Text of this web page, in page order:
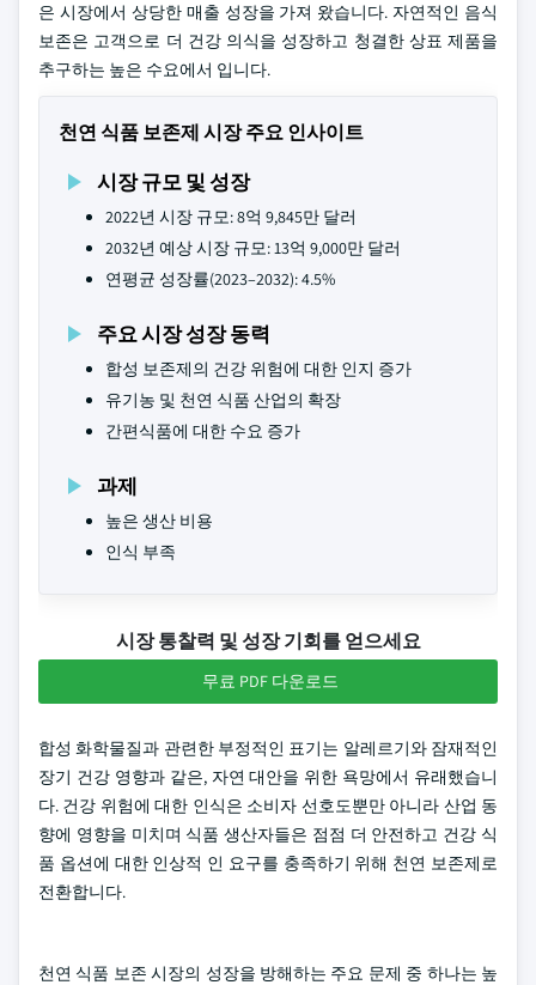
은 시장에서 상당한 매출 성장을 가져 왔습니다. 자연적인 음식
보존은 고객으로 더 건강 의식을 성장하고 청결한 상표 제품을
추구하는 높은 수요에서 입니다.
천연 식품 보존제 시장 주요 인사이트
시장 규모 및 성장
2022년 시장 규모: 8억 9,845만 달러
2032년 예상 시장 규모: 13억 9,000만 달러
연평균 성장률(2023–2032): 4.5%
주요 시장 성장 동력
합성 보존제의 건강 위험에 대한 인지 증가
유기농 및 천연 식품 산업의 확장
간편식품에 대한 수요 증가
과제
높은 생산 비용
인식 부족
시장 통찰력 및 성장 기회를 얻으세요
무료 PDF 다운로드
합성 화학물질과 관련한 부정적인 표기는 알레르기와 잠재적인
장기 건강 영향과 같은, 자연 대안을 위한 욕망에서 유래했습니
다. 건강 위험에 대한 인식은 소비자 선호도뿐만 아니라 산업 동
향에 영향을 미치며 식품 생산자들은 점점 더 안전하고 건강 식
품 옵션에 대한 인상적 인 요구를 충족하기 위해 천연 보존제로
전환합니다.
천연 식품 보존 시장의 성장을 방해하는 주요 문제 중 하나는 높